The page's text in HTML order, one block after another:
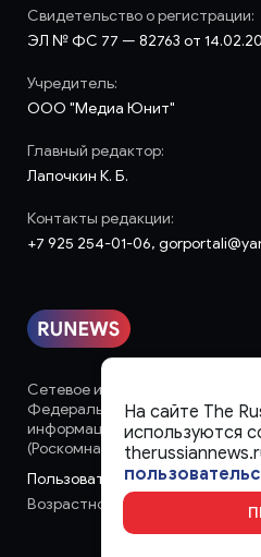
Сетевое издание «runews» (18+)
Федеральной службе по
информационных технологий и
(Роскомнадзор)
Пользовательское соглашение
Возрастное ограничение:
Свидетельство о регистрации:
ЭЛ № ФС 77 — 82763 от
Учредитель:
ООО "Медиа Юнит"
Главный редактор:
Лапочкин К. Б.
Контакты редакции:
+7 925 254-01-06,
На сайте The
используются